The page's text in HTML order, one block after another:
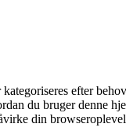
efter
du bruger denne
din